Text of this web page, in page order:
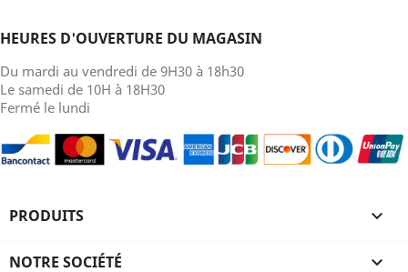
HEURES D'OUVERTURE DU MAGASIN
Du mardi au vendredi de 9H30 à 18h30
Le samedi de 10H à 18H30
Fermé le lundi
PRODUITS 
NOTRE SOCIÉTÉ 